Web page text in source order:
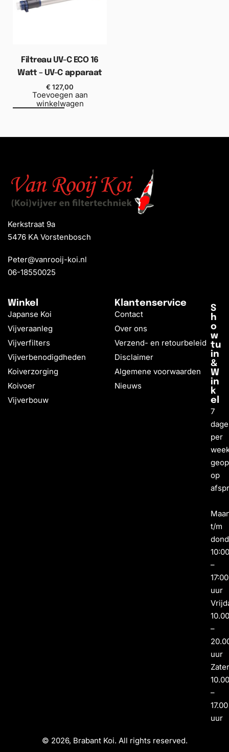
Filtreau UV-C ECO 16
Watt – UV-C apparaat
€ 127,00
Toevoegen aan
winkelwagen
Kerkstraat 9a
5476 KA Vorstenbosch
Peter@vanrooij-koi.nl
06-18550025
Winkel
Japanse Koi
Vijveraanleg
Vijverfilters
Vijverbenodigdheden
Koiverzorging
Koivoer
Vijverbouw
Klantenservice
Contact
Over ons
Verzend- en retourbeleid
Disclaimer
Algemene voorwaarden
Nieuws
S
h
o
w
tu
in
&
W
in
k
el
7
per
op
t/m
–
17:00
uur
–
uur
–
17.00
uur
© 2026, Brabant Koi. All rights reserved.